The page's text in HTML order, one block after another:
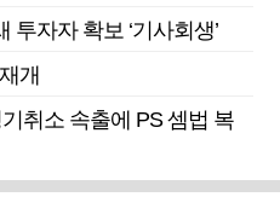
자자 확보 ‘기사회생’
개
취소 속출에 PS 셈법 복